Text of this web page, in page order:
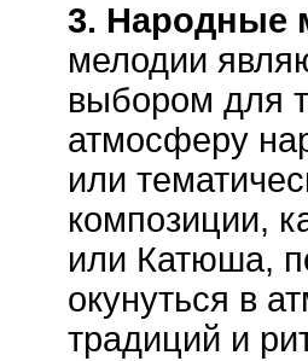
3. Народные
мелодии
выбором для
атмосферу
или
композиции,
или Катюша,
окунуться в
традиций и